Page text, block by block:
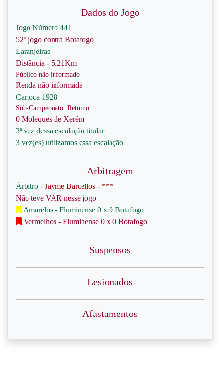
Dados do Jogo
Jogo Número 441
52º jogo contra Botafogo
Laranjeiras
Distância - 5.21Km
Público não informado
Renda não informada
Carioca 1928
Sub-Campeonato: Returno
0 Moleques de Xerém
3ª vez dessa escalação titular
3 vez(es) utilizamos essa escalação
Arbitragem
Árbitro - Jayme Barcellos - ***
Não teve VAR nesse jogo
Amarelos - Fluminense 0 x 0 Botafogo
Vermelhos - Fluminense 0 x 0 Botafogo
Suspensos
Lesionados
Afastamentos